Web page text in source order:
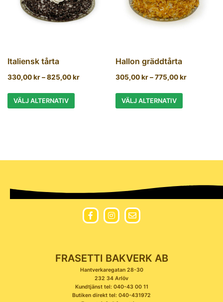
Italiensk tårta
330,00kr–825,00kr
VÄLJ ALTERNATIV
Hallon gräddtårta
305,00kr – 775,00kr
VÄLJ ALTERNATIV
FRASETTI BAKVERK AB
Hantverkaregatan 28-30
232 34 Arlöv
Kundtjänst tel: 040-43 00 11
Butiken direkt tel: 040-431972